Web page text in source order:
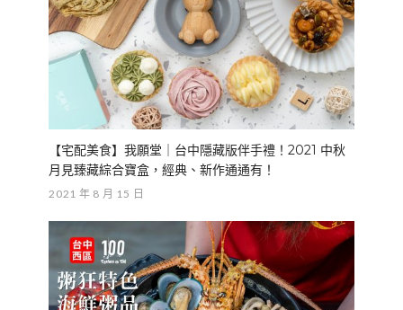
【宅配美食】我願堂｜台中隱藏版伴手禮！2021 中秋
月見臻藏綜合寶盒，經典、新作通通有！
2021 年 8 月 15 日